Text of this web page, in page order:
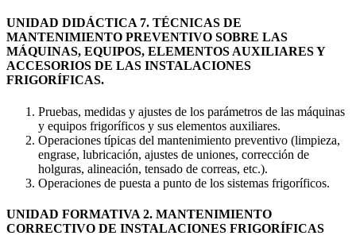
UNIDAD DIDÁCTICA 7. TÉCNICAS DE
MANTENIMIENTO PREVENTIVO SOBRE LAS
MÁQUINAS, EQUIPOS, ELEMENTOS AUXILIARES Y
ACCESORIOS DE LAS INSTALACIONES
FRIGORÍFICAS.
Pruebas, medidas y ajustes de los parámetros de las máquinas
y equipos frigoríficos y sus elementos auxiliares.
Operaciones típicas del mantenimiento preventivo (limpieza,
engrase, lubricación, ajustes de uniones, corrección de
holguras, alineación, tensado de correas, etc.).
Operaciones de puesta a punto de los sistemas frigoríficos.
UNIDAD FORMATIVA 2. MANTENIMIENTO
CORRECTIVO DE INSTALACIONES FRIGORÍFICAS